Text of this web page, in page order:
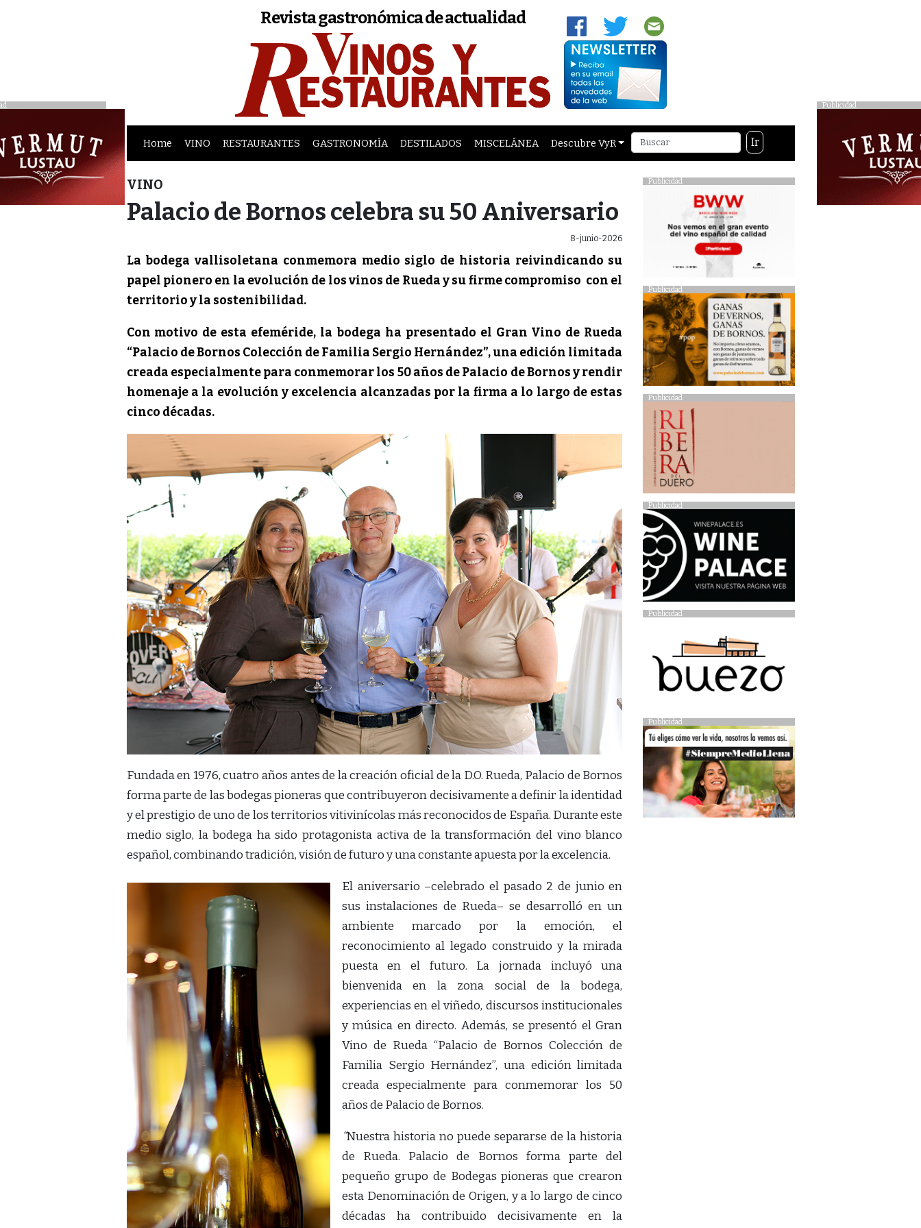
Publicidad
Revista gastronómica de actualidad
Home VINO RESTAURANTES GASTRONOMÍA DESTILADOS MISCELÁNEA Descubre VyR Ir
VINO
Palacio de Bornos celebra su 50 Aniversario
8-junio-2026
La bodega vallisoletana conmemora medio siglo de historia reivindicando su
papel pionero en la evolución de los vinos de Rueda y su firme compromiso con el
territorio y la sostenibilidad.
Con motivo de esta efeméride, la bodega ha presentado el Gran Vino de Rueda
“Palacio de Bornos Colección de Familia Sergio Hernández”, una edición limitada
creada especialmente para conmemorar los 50 años de Palacio de Bornos y rendir
homenaje a la evolución y excelencia alcanzadas por la firma a lo largo de estas
cinco décadas.
Fundada en 1976, cuatro años antes de la creación oficial de la D.O. Rueda, Palacio de Bornos
forma parte de las bodegas pioneras que contribuyeron decisivamente a definir la identidad
y el prestigio de uno de los territorios vitivinícolas más reconocidos de España. Durante este
medio siglo, la bodega ha sido protagonista activa de la transformación del vino blanco
español, combinando tradición, visión de futuro y una constante apuesta por la excelencia.
El aniversario –celebrado el pasado 2 de junio en
sus instalaciones de Rueda– se desarrolló en un
ambiente marcado por la emoción, el
reconocimiento al legado construido y la mirada
puesta en el futuro. La jornada incluyó una
bienvenida en la zona social de la bodega,
experiencias en el viñedo, discursos institucionales
y música en directo. Además, se presentó el Gran
Vino de Rueda “Palacio de Bornos Colección de
Familia Sergio Hernández”, una edición limitada
creada especialmente para conmemorar los 50
años de Palacio de Bornos.
“Nuestra historia no puede separarse de la historia
de Rueda. Palacio de Bornos forma parte del
pequeño grupo de Bodegas pioneras que crearon
esta Denominación de Origen, y a lo largo de cinco
décadas ha contribuido decisivamente en la
Publicidad
Publicidad
Publicidad
Publicidad
Publicidad
Publicidad